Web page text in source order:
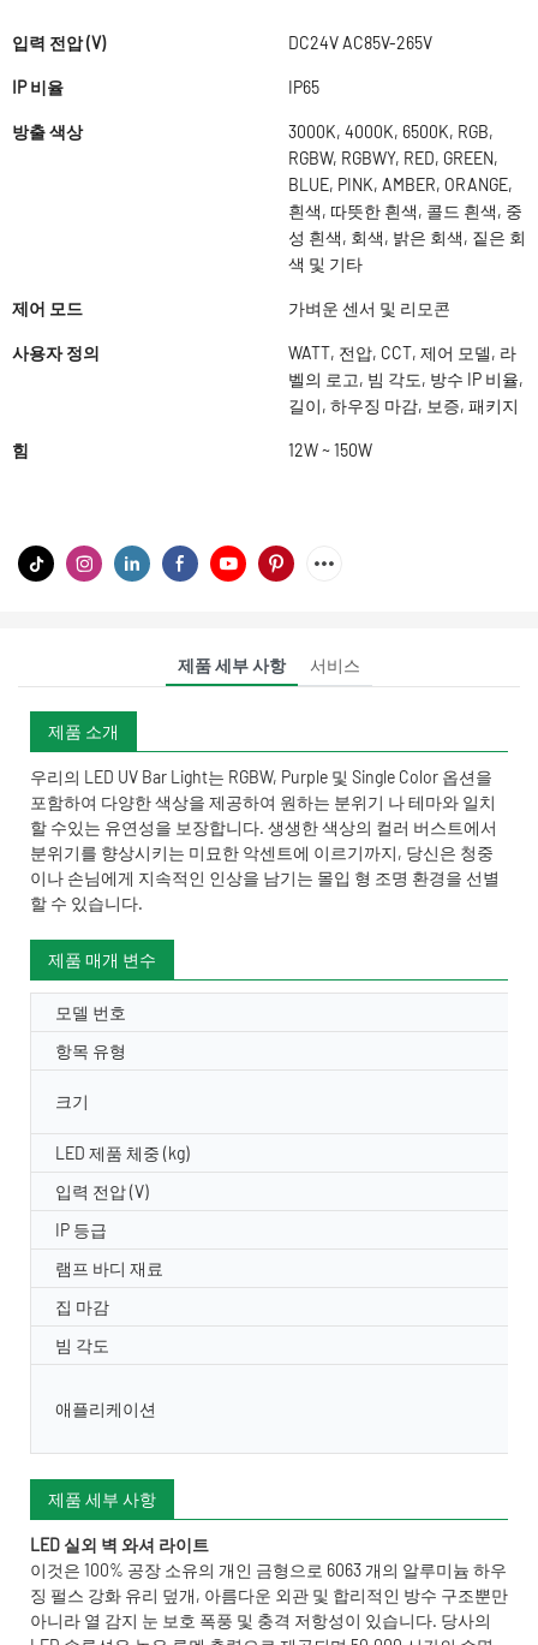
입력 전압 (V) DC24V AC85V-265V
IP 비율 IP65
방출 색상
3000K, 4000K, 6500K, RGB,
RGBW, RGBWY, RED, GREEN,
BLUE, PINK, AMBER, ORANGE,
흰색, 따뜻한 흰색, 콜드 흰색, 중
성 흰색, 회색, 밝은 회색, 짙은 회
색 및 기타
제어 모드 가벼운 센서 및 리모콘
사용자 정의
WATT, 전압, CCT, 제어 모델, 라
벨의 로고, 빔 각도, 방수 IP 비율,
길이, 하우징 마감, 보증, 패키지
힘 12W ~ 150W
제품 세부 사항 서비스
제품 소개
우리의 LED UV Bar Light는 RGBW, Purple 및 Single Color 옵션을
포함하여 다양한 색상을 제공하여 원하는 분위기 나 테마와 일치
할 수있는 유연성을 보장합니다. 생생한 색상의 컬러 버스트에서
분위기를 향상시키는 미묘한 악센트에 이르기까지, 당신은 청중
이나 손님에게 지속적인 인상을 남기는 몰입 형 조명 환경을 선별
할 수 있습니다.
제품 매개 변수
모델 번호
항목 유형
크기
LED 제품 체중 (kg)
입력 전압 (V)
IP 등급
램프 바디 재료
집 마감
빔 각도
애플리케이션
제품 세부 사항
LED 실외 벽 와셔 라이트
이것은 100% 공장 소유의 개인 금형으로 6063 개의 알루미늄 하우
징 펄스 강화 유리 덮개, 아름다운 외관 및 합리적인 방수 구조뿐만
아니라 열 감지 눈 보호 폭풍 및 충격 저항성이 있습니다. 당사의